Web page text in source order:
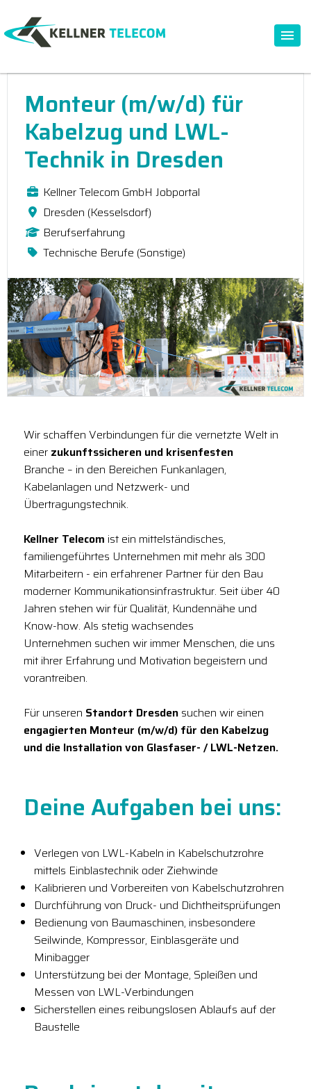
Monteur (m/w/d) für
Kabelzug und LWL-
Technik in Dresden
Kellner Telecom GmbH Jobportal
Dresden (Kesselsdorf)
Berufserfahrung
Technische Berufe (Sonstige)
Wir schaffen Verbindungen für die vernetzte Welt in
einer zukunftssicheren und krisenfesten
Branche – in den Bereichen Funkanlagen,
Kabelanlagen und Netzwerk- und
Übertragungstechnik.
Kellner Telecom ist ein mittelständisches,
familiengeführtes Unternehmen mit mehr als 300
Mitarbeitern - ein erfahrener Partner für den Bau
moderner Kommunikationsinfrastruktur. Seit über 40
Jahren stehen wir für Qualität, Kundennähe und
Know-how. Als stetig wachsendes
Unternehmen suchen wir immer Menschen, die uns
mit ihrer Erfahrung und Motivation begeistern und
vorantreiben.
Für unseren Standort Dresden suchen wir einen
engagierten Monteur (m/w/d) für den Kabelzug
und die Installation von Glasfaser- / LWL-Netzen.
Deine Aufgaben bei uns:
Verlegen von LWL-Kabeln in Kabelschutzrohre
mittels Einblastechnik oder Ziehwinde
Kalibrieren und Vorbereiten von Kabelschutzrohren
Durchführung von Druck- und Dichtheitsprüfungen
Bedienung von Baumaschinen, insbesondere
Seilwinde, Kompressor, Einblasgeräte und
Minibagger
Unterstützung bei der Montage, Spleißen und
Messen von LWL-Verbindungen
Sicherstellen eines reibungslosen Ablaufs auf der
Baustelle